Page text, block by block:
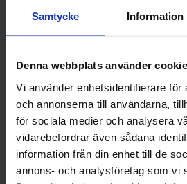
Samtycke Information
Denna webbplats använder
Vi använder enhetsidentifierare för
och annonserna till användarna,
för sociala medier och analysera
vidarebefordrar även sådana
information från din enhet till de
annons- och analysföretag som vi
Relaterte